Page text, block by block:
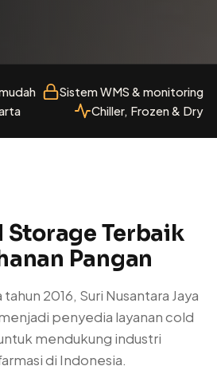
Sistem WMS & monitoring
Chiller, Frozen & Dry
Storage Terbaik
Pangan
2016, Suri Nusantara Jaya
penyedia layanan cold
mendukung industri
di Indonesia.